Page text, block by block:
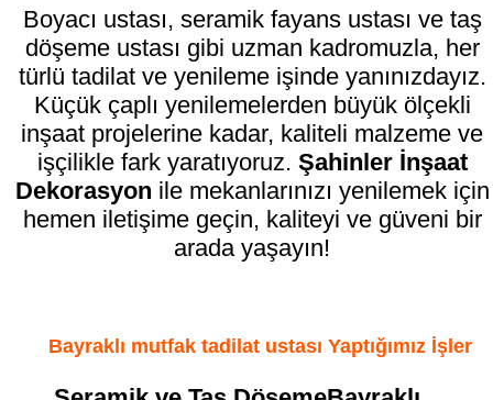
Boyacı ustası, seramik fayans ustası ve taş
döşeme ustası gibi uzman kadromuzla, her
türlü tadilat ve yenileme işinde yanınızdayız.
Küçük çaplı yenilemelerden büyük ölçekli
inşaat projelerine kadar, kaliteli malzeme ve
işçilikle fark yaratıyoruz. Şahinler İnşaat
Dekorasyon ile mekanlarınızı yenilemek için
hemen iletişime geçin, kaliteyi ve güveni bir
arada yaşayın!
Bayraklı mutfak tadilat ustası Yaptığımız İşler